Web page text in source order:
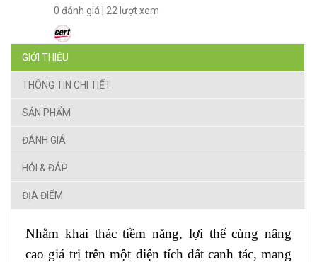
0 đánh giá 22 lượt xem
GIỚI THIỆU
THÔNG TIN CHI TIẾT
SẢN PHẨM
ĐÁNH GIÁ
HỎI & ĐÁP
ĐỊA ĐIỂM
Nhằm khai thác tiềm năng, lợi thế cùng nâng
cao giá trị trên một diện tích đất canh tác, mang